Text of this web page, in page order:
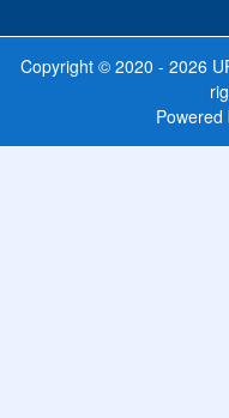
Copyright © 2020 - 2026
Powered